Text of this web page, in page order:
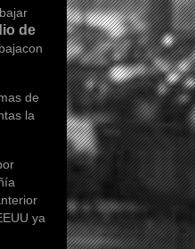
de
de
la
ya